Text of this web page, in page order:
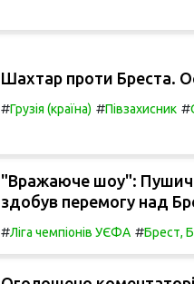
Шахтар проти Бреста.
#Грузія (країна) #Півзахисник #
"Вражаюче шоу": Пушич
здобув перемогу над
#Ліга чемпіонів УЄФА #Брест,